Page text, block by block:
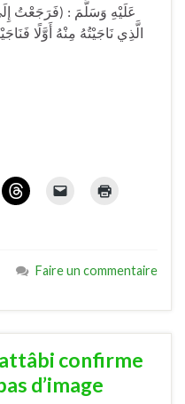
عَلَيْهِ وَسَلَّمَ : (فَرَجَعْتُ
الَّذِي نَاجَيْتُهُ مِنْهُ أَوَّلًا
Faire un commentaire
confirme
d’image